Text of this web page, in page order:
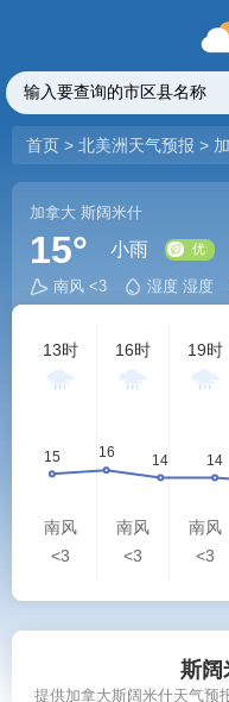
首页 > 北美洲天气预报 >
加拿大 斯阔米什
15° 小雨
南风 <3 湿度 湿度
13时
南风
<3
16时
南风
<3
19时
南风
<3
斯阔
提供加拿大斯阔米什天气预